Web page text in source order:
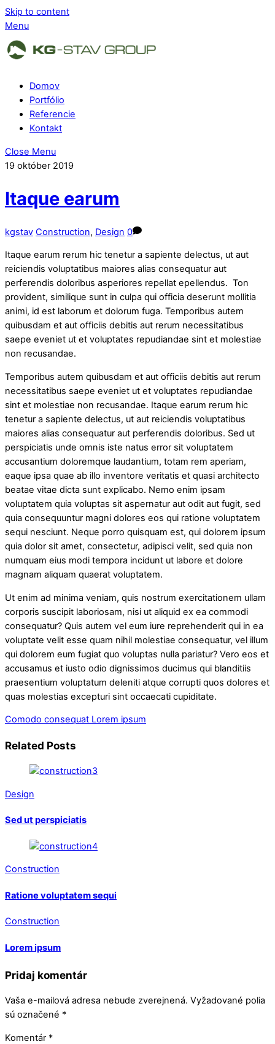
Skip to content
Menu
Domov
Portfólio
Referencie
Kontakt
Close Menu
19 október 2019
Itaque earum
kgstav Construction, Design 0
Itaque earum rerum hic tenetur a sapiente delectus, ut aut
reiciendis voluptatibus maiores alias consequatur aut
perferendis doloribus asperiores repellat epellendus. Ton
provident, similique sunt in culpa qui officia deserunt mollitia
animi, id est laborum et dolorum fuga. Temporibus autem
quibusdam et aut officiis debitis aut rerum necessitatibus
saepe eveniet ut et voluptates repudiandae sint et molestiae
non recusandae.
Temporibus autem quibusdam et aut officiis debitis aut rerum
necessitatibus saepe eveniet ut et voluptates repudiandae
sint et molestiae non recusandae. Itaque earum rerum hic
tenetur a sapiente delectus, ut aut reiciendis voluptatibus
maiores alias consequatur aut perferendis doloribus. Sed ut
perspiciatis unde omnis iste natus error sit voluptatem
accusantium doloremque laudantium, totam rem aperiam,
eaque ipsa quae ab illo inventore veritatis et quasi architecto
beatae vitae dicta sunt explicabo. Nemo enim ipsam
voluptatem quia voluptas sit aspernatur aut odit aut fugit, sed
quia consequuntur magni dolores eos qui ratione voluptatem
sequi nesciunt. Neque porro quisquam est, qui dolorem ipsum
quia dolor sit amet, consectetur, adipisci velit, sed quia non
numquam eius modi tempora incidunt ut labore et dolore
magnam aliquam quaerat voluptatem.
Ut enim ad minima veniam, quis nostrum exercitationem ullam
corporis suscipit laboriosam, nisi ut aliquid ex ea commodi
consequatur? Quis autem vel eum iure reprehenderit qui in ea
voluptate velit esse quam nihil molestiae consequatur, vel illum
qui dolorem eum fugiat quo voluptas nulla pariatur? Vero eos et
accusamus et iusto odio dignissimos ducimus qui blanditiis
praesentium voluptatum deleniti atque corrupti quos dolores et
quas molestias excepturi sint occaecati cupiditate.
Comodo consequat Lorem ipsum
Related Posts
Design
Sed ut perspiciatis
Construction
Ratione voluptatem sequi
Construction
Lorem ipsum
Pridaj komentár
Vaša e-mailová adresa nebude zverejnená. Vyžadované polia
sú označené *
Komentár *